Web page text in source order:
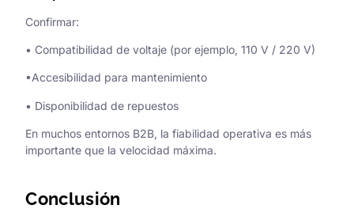
Confirmar:
• Compatibilidad de voltaje (por ejemplo, 110 V / 220 V)
•Accesibilidad para mantenimiento
• Disponibilidad de repuestos
En muchos entornos B2B, la fiabilidad operativa es más
importante que la velocidad máxima.
Conclusión